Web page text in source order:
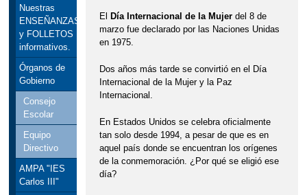
Nuestras
ENSEÑANZAS
y FOLLETOS
informativos.
Órganos de
Gobierno
Consejo
Escolar
Equipo
Directivo
AMPA "IES
Carlos III"
El Día Internacional de la Mujer del 8 de
marzo fue declarado por las Naciones Unidas
en 1975.
Dos años más tarde se convirtió en el Día
Internacional de la Mujer y la Paz
Internacional.
En Estados Unidos se celebra oficialmente
tan solo desde 1994, a pesar de que es en
aquel país donde se encuentran los orígenes
de la conmemoración. ¿Por qué se eligió ese
día?